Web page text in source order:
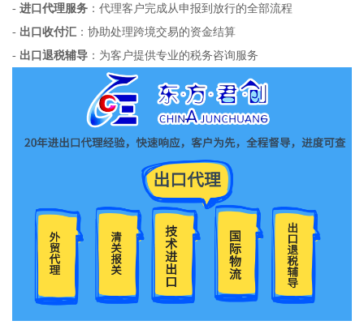
- 进口代理服务：代理客户完成从申报到放行的全部流程
- 出口收付汇：协助处理跨境交易的资金结算
- 出口退税辅导：为客户提供专业的税务咨询服务